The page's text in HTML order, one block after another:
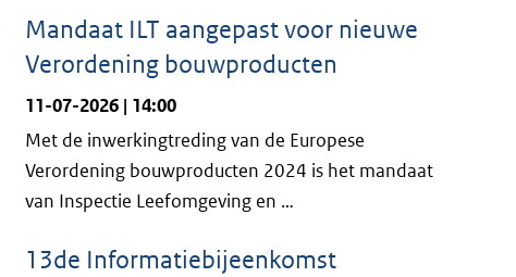
Mandaat ILT aangepast voor nieuwe
Verordening bouwproducten
11-07-2026 | 14:00
Met de inwerkingtreding van de Europese
Verordening bouwproducten 2024 is het mandaat
van Inspectie Leefomgeving en …
13de Informatiebijeenkomst